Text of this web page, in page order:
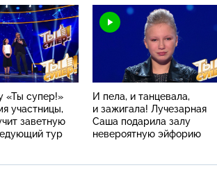
«Ты супер!»
участницы,
заветную
тур
И пела, и танцевала,
и зажигала! Лучезарная
Саша подарила залу
невероятную эйфорию